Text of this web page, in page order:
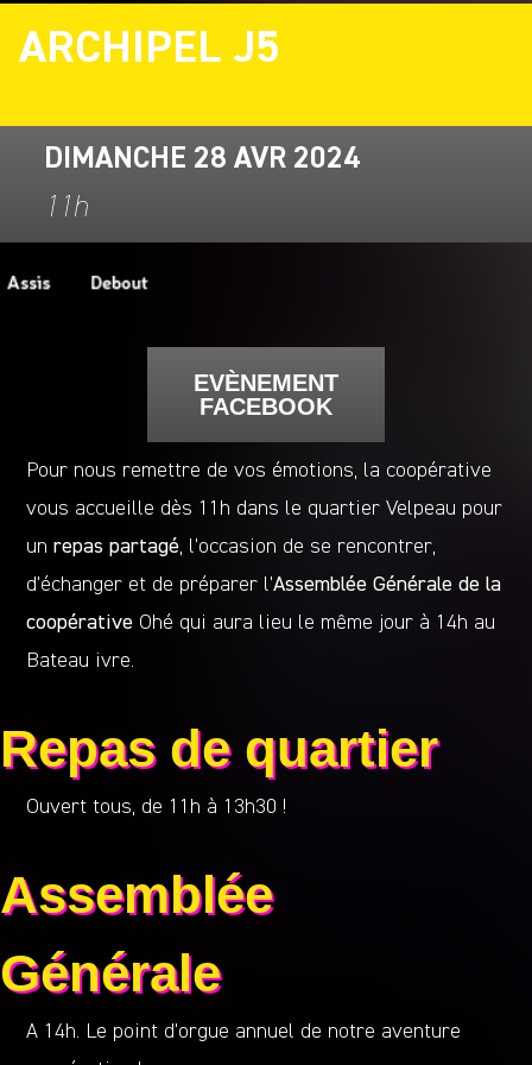
ARCHIPEL J5
DIMANCHE 28 AVR 2024
11h
EVÈNEMENT
FACEBOOK
Pour nous remettre de vos émotions, la coopérative
vous accueille dès 11h dans le quartier Velpeau pour
unrepas partagé , l’occasion de se rencontrer,
d’échanger et de préparer l’Assemblée Générale de la
coopérative Ohé qui aura lieu le même jour à 14h au
Bateau ivre.
Repas de quartier
Ouvert tous, de 11h à 13h30 !
Assemblée
Générale
A 14h. Le point d’orgue annuel de notre aventure